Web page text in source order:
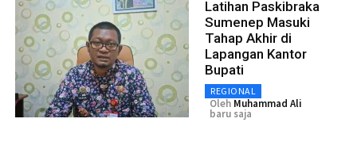
Latihan Paskibraka
Sumenep Masuki
Tahap Akhir di
Lapangan Kantor
Bupati
REGIONAL
Oleh Muhammad Ali
baru saja